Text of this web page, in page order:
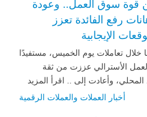
قوة سوق العمل.. وعودة
رفع الفائدة تعزز
الإيجابية
خلال تعاملات يوم الخميس، مستفيدًا
الأسترالي عززت من ثقة
وأعادت إلى .. اقرأ المزيد
أخبار العملات والعملات الرقمية